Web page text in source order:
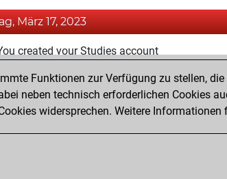
März 17, 2023
created your Studies account
November 23, 2022
created your Fritz account
Funktionen zur Verfügung zu stellen,
neben technisch erforderlichen Cookies
widersprechen. Weitere Informationen